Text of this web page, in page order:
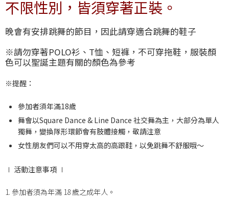
不限性別，皆須穿著正裝。
晚會有安排跳舞的節目，因此請穿適合跳舞的鞋子
※請勿穿著POLO衫、T恤、短褲，不可穿拖鞋，服裝顏
色可以聖誕主題有關的顏色為參考
※提醒：
參加者須年滿18歲
舞會以Square Dance & Line Dance 社交舞為主，大部分為單人
獨舞，變換隊形環節會有肢體接觸，敬請注意
女性朋友們可以不用穿太高的高跟鞋，以免跳舞不舒服哦～
∣ 活動注意事項 ∣
1. 參加者須為年滿 18 歲之成年人。